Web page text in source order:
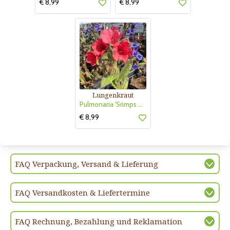
€ 8,99 € 8,99
Lungenkraut
Pulmonaria 'Srimps on the Barbie'
€ 8,99
FAQ Verpackung, Versand & Lieferung
FAQ Versandkosten & Liefertermine
FAQ Rechnung, Bezahlung und Reklamation